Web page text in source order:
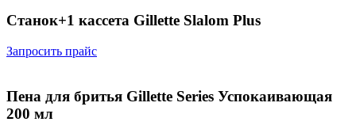
Станок+1 кассета Gillette Slalom Plus
Запросить прайс
Пена для бритья Gillette Series Успокаивающая
200 мл